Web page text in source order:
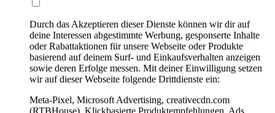
Durch das Akzeptieren dieser Dienste können wir dir auf
deine Interessen abgestimmte Werbung, gesponserte Inhalte
oder Rabattaktionen für unsere Webseite oder Produkte
basierend auf deinem Surf- und Einkaufsverhalten anzeigen
sowie deren Erfolge messen. Mit deiner Einwilligung setzen
wir auf dieser Webseite folgende Drittdienste ein:
Meta-Pixel, Microsoft Advertising, creativecdn.com
(RTBHouse), Klickbasierte Produktempfehlungen, Ads